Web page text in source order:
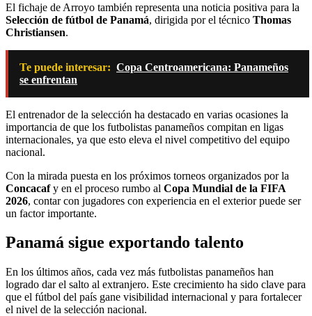
El fichaje de Arroyo también representa una noticia positiva para la
Selección de fútbol de Panamá, dirigida por el técnico Thomas
Christiansen.
Te puede interesar: Copa Centroamericana: Panameños
se enfrentan
El entrenador de la selección ha destacado en varias ocasiones la
importancia de que los futbolistas panameños compitan en ligas
internacionales, ya que esto eleva el nivel competitivo del equipo
nacional.
Con la mirada puesta en los próximos torneos organizados por la
Concacafy en el proceso rumbo al Copa Mundial de la FIFA
2026, contar con jugadores con experiencia en el exterior puede ser
un factor importante.
Panamá sigue exportando talento
En los últimos años, cada vez más futbolistas panameños han
logrado dar el salto al extranjero. Este crecimiento ha sido clave para
que el fútbol del país gane visibilidad internacional y para fortalecer
el nivel de la selección nacional.